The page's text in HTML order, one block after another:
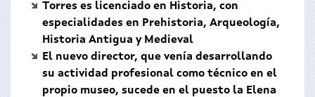
Torres es licenciado en Historia, con
especialidades en Prehistoria, Arqueología,
Historia Antigua y Medieval
El nuevo director, que venía desarrollando
su actividad profesional como técnico en el
propio museo, sucede en el puesto la Elena